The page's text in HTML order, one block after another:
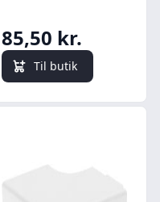
85,50 kr.
Til butik